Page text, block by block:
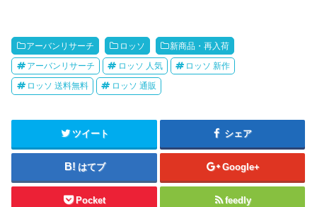
アーバンリサーチ ロッソ 新商品・再入荷
アーバンリサーチ ロッソ 人気 ロッソ 新作
ロッソ 送料無料 ロッソ 通販
ツイート シェア
はてブ Google+
Pocket feedly